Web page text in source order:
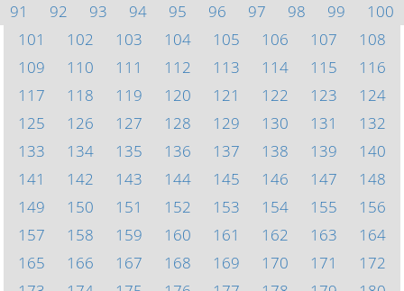
91
92 93 94 95 96 97 98 99
100
101
102 103 104 105 106 107
108
109
110 111 112 113 114 115
116
117
118 119 120 121 122 123
124
125
126 127 128 129 130 131
132
133
134 135 136 137 138 139
140
141
142 143 144 145 146 147
148
149
150 151 152 153 154 155
156
157
158 159 160 161 162 163
164
165
166 167 168 169 170 171
172